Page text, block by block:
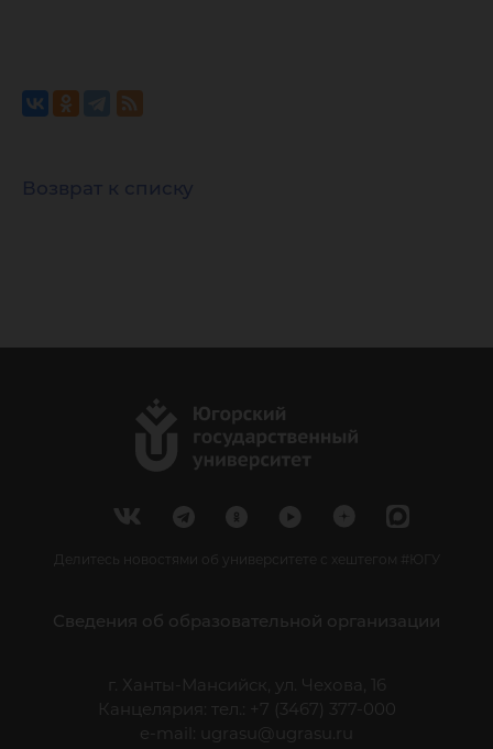
Возврат к списку
Делитесь новостями об университете с хештегом #ЮГУ
Сведения об образовательной организации
г. Ханты-Мансийск, ул. Чехова, 16
Канцелярия: тел.: +7 (3467) 377-000
e-mail:
ugrasu@ugrasu.ru